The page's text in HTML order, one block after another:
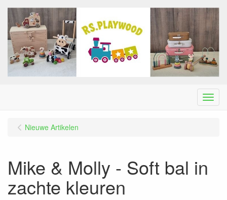
Menu
Nieuwe Artikelen
Mike & Molly - Soft bal in
zachte kleuren